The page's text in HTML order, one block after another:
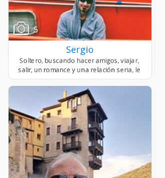
5
Sergio